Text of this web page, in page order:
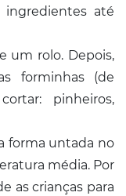
até
um rolo. Depois,
forminhas (de
pinheiros,
forma untada no
média. Por
as crianças para